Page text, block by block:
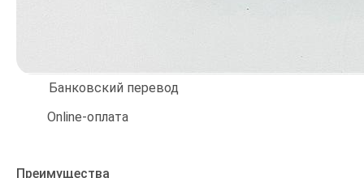
Банковский перевод
Online-оплата
Преимущества